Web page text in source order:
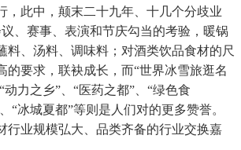
，此中，颠末二十九年、十几个分歧业
、赛事、表演和节庆勾当的考验，暖锅
料、汤料、调味料；对酒类饮品食材的尺
的要求，联袂成长，而“世界冰雪旅逛名
动力之乡”、“医药之都”、“绿色食
“冰城夏都”等则是人们对的更多赞誉。
行业规模弘大、品类齐备的行业交换嘉